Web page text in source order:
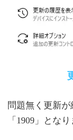
問題無く更新
「1909」となり